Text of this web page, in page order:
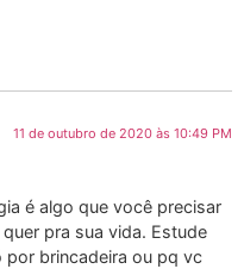
11 de outubro de 2020 às 10:49 PM
é algo que você precisar
pra sua vida. Estude
por brincadeira ou pq vc